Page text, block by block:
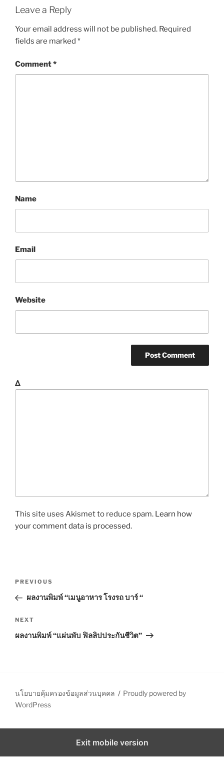
E
Leave a Reply
Your email address will not be published. Required
fields are marked *
Comment*
Name
Email
Website
Δ
This site uses Akismet to reduce spam. Learn how
your comment data is processed.
s
t
n
g
a
i
n
P
r
v
o
s
PREVIOUS
ผลงานพิมพ์ “เมนูอาหาร โรงรถ บาร์ “
N
e
s
t
NEXT
ผลงานพิมพ์ “แผ่นพับ ฟิลลิปประกันชีวิต”
นโยบายคุ้มครองข้อมูลส่วนบุคคล
Proudly powered by
WordPress
Exit mobile version